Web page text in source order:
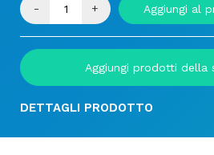
- + Aggiungi al
Aggiungi prodotti della
DETTAGLI PRODOTTO